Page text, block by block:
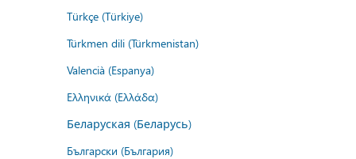
Türkçe (Türkiye)
Türkmen dili (Türkmenistan)
Valencià (Espanya)
Ελληνικά (Ελλάδα)
Беларуская (Беларусь)
Български (България)